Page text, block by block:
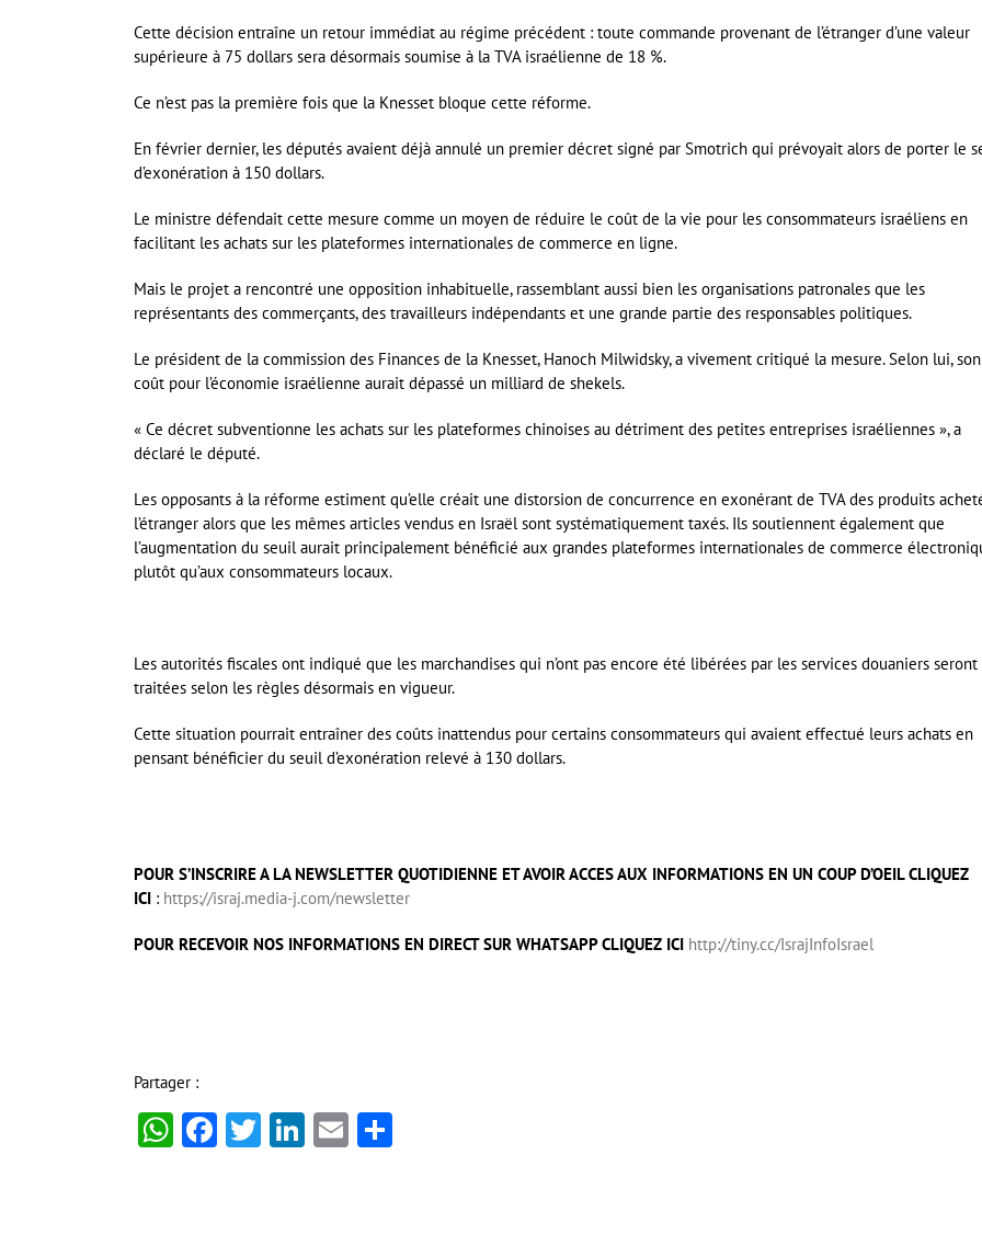
Cette décision entraîne un retour immédiat au régime précédent : toute commande provenant de l’étranger d’une valeur
supérieure à 75 dollars sera désormais soumise à la TVA israélienne de 18 %.
Ce n’est pas la première fois que la Knesset bloque cette réforme.
En février dernier, les députés avaient déjà annulé un premier décret signé par Smotrich qui prévoyait alors de porter le
d’exonération à 150 dollars.
Le ministre défendait cette mesure comme un moyen de réduire le coût de la vie pour les consommateurs israéliens en
facilitant les achats sur les plateformes internationales de commerce en ligne.
Mais le projet a rencontré une opposition inhabituelle, rassemblant aussi bien les organisations patronales que les
représentants des commerçants, des travailleurs indépendants et une grande partie des responsables politiques.
Le président de la commission des Finances de la Knesset, Hanoch Milwidsky, a vivement critiqué la mesure. Selon lui, son
coût pour l’économie israélienne aurait dépassé un milliard de shekels.
« Ce décret subventionne les achats sur les plateformes chinoises au détriment des petites entreprises israéliennes », a
déclaré le député.
Les opposants à la réforme estiment qu’elle créait une distorsion de concurrence en exonérant de TVA des produits
l’étranger alors que les mêmes articles vendus en Israël sont systématiquement taxés. Ils soutiennent également que
l’augmentation du seuil aurait principalement bénéficié aux grandes plateformes internationales de commerce
plutôt qu’aux consommateurs locaux.
Les autorités fiscales ont indiqué que les marchandises qui n’ont pas encore été libérées par les services douaniers seront
traitées selon les règles désormais en vigueur.
Cette situation pourrait entraîner des coûts inattendus pour certains consommateurs qui avaient effectué leurs achats en
pensant bénéficier du seuil d’exonération relevé à 130 dollars.
POUR S’INSCRIRE A LA NEWSLETTER QUOTIDIENNE ET AVOIR ACCES AUX INFORMATIONS EN UN COUP D’OEIL CLIQUEZ
ICI : https://israj.media-j.com/newsletter
POUR RECEVOIR NOS INFORMATIONS EN DIRECT SUR WHATSAPP CLIQUEZ ICI http://tiny.cc/IsrajInfoIsrael
Partager :
WhatsApp
Facebook
Twitter
LinkedIn
Email